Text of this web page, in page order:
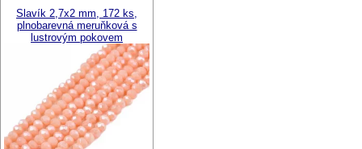
Slavík 2,7x2 mm, 172 ks,
plnobarevná meruňková s
lustrovým pokovem